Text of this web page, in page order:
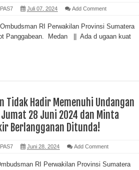
Juli 07, 2024 Add Comment
RI Perwakilan Provinsi Sumatera
Panggabean. Medan || Ada d ugaan kuat
Tidak Hadir Memenuhi Undangan
Jumat 28 Juni 2024 dan Minta
Berlangganan Ditunda!
Juni 28, 2024 Add Comment
RI Perwakilan Provinsi Sumatera